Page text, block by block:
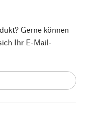
Gerne können
Ihr E-Mail-